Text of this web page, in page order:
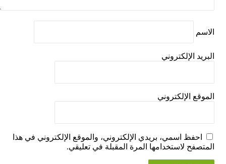
الإلكتروني
الإلكتروني
اسمي، بريدي الإلكتروني، والموقع الإلكتروني في هذا
لاستخدامها المرة المقبلة في تعليقي.